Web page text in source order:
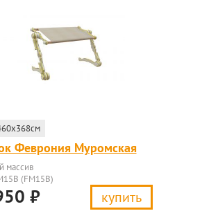
Феврония Муромская
массив
(FM15B)
₽ купить